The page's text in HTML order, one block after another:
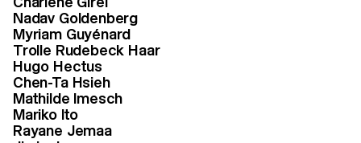
Contemporary, but never headless.
Driven but never uptight. ECAL's
programme fosters ambitious,
innovative projects that speak to
the quality of the school and its
teaching.
Nadav Goldenberg
Myriam Guyénard
Trolle Rudebeck Haar
Hugo Hectus
Chen-Ta Hsieh
Mathilde Imesch
Mariko Ito
Rayane Jemaa